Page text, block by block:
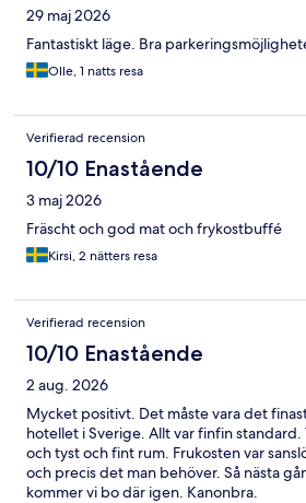
29 maj 2026
Fantastiskt läge. Bra
Olle, 1 natts resa
Verifierad recension
10/10 Enastående
3 maj 2026
Fräscht och god mat och frykostbuffé
Kirsi, 2 nätters resa
Verifierad recension
10/10 Enastående
2 aug. 2026
Mycket positivt. Det måste vara det
hotellet i Sverige. Allt var finfin
och tyst och fint rum. Frukosten var
och precis det man behöver. Så nästa
kommer vi bo där igen. Kanonbra.